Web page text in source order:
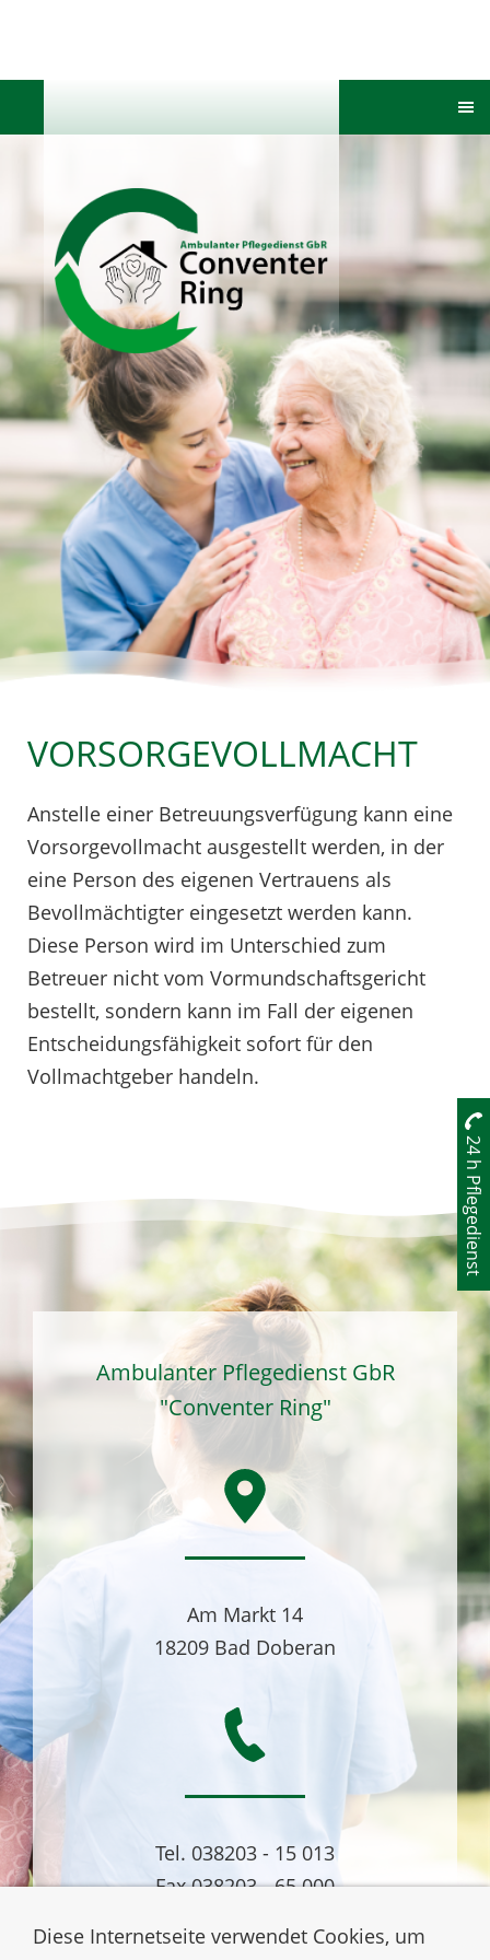
VORSORGEVOLLMACHT
Anstelle einer Betreuungsverfügung kann eine
Vorsorgevollmacht ausgestellt werden, in der
eine Person des eigenen Vertrauens als
Bevollmächtigter eingesetzt werden kann.
Diese Person wird im Unterschied zum
Betreuer nicht vom Vormundschaftsgericht
bestellt, sondern kann im Fall der eigenen
Entscheidungsfähigkeit sofort für den
Vollmachtgeber handeln.
Ambulanter Pflegedienst GbR
"Conventer Ring"
Am Markt 14
18209 Bad Doberan
Tel. 038203 - 15 013
Fax 038203 - 65 000
24 h Pflegedienst
Diese Internetseite verwendet Cookies, um